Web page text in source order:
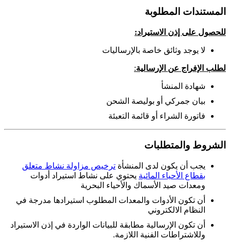
المستندات المطلوبة
للحصول على إذن الاستيراد:
لا يوجد وثائق خاصة بالإرساليات
لطلب الإفراج عن الإرسالية:
شهادة المنشأ
بيان جمركي أو بوليصة الشحن
فاتورة الشراء أو قائمة التعبئة
الشروط والمتطلبات
يجب أن يكون لدى المنشأة ترخيص مزاولة نشاط متعلق
بقطاع الأحياء المائية يحتوي على نشاط استيراد أدوات
ومعدات صيد الأسماك والأحياء البحرية
أن تكون الأدوات والمعدات المطلوب استيرادها مدرجة في
النظام الالكتروني
أن تكون الإرسالية مطابقة للبيانات الواردة في إذن الاستيراد
وللاشتراطات الفنية اللازمة.